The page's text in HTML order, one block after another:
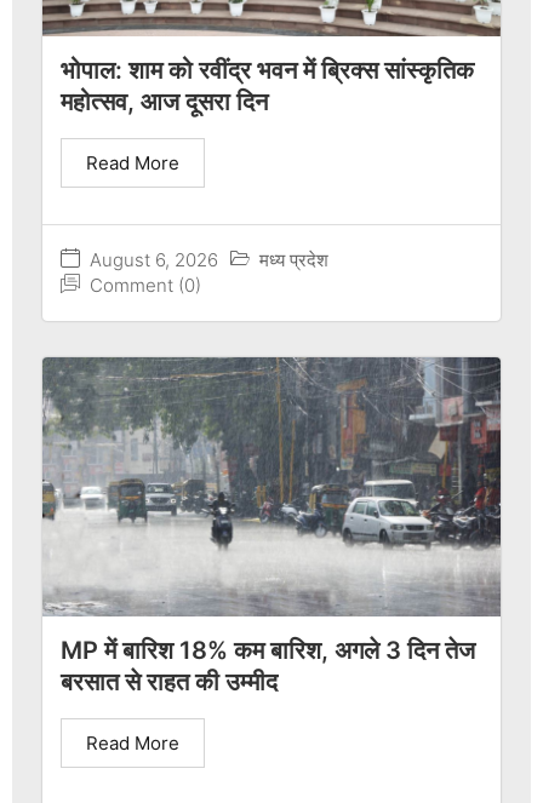
भोपाल: शाम को रवींद्र भवन में ब्रिक्स सांस्कृतिक
महोत्सव, आज दूसरा दिन
August 6, 2026
मध्य प्रदेश
Comment (0)
Read More
MP में बारिश 18% कम बारिश, अगले 3 दिन तेज
बरसात से राहत की उम्मीद
Read More